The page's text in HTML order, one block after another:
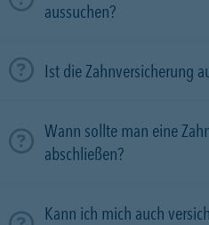
aussuchen?
Ist die Zahnversicherung
Wann sollte man eine
abschließen?
Kann ich mich auch